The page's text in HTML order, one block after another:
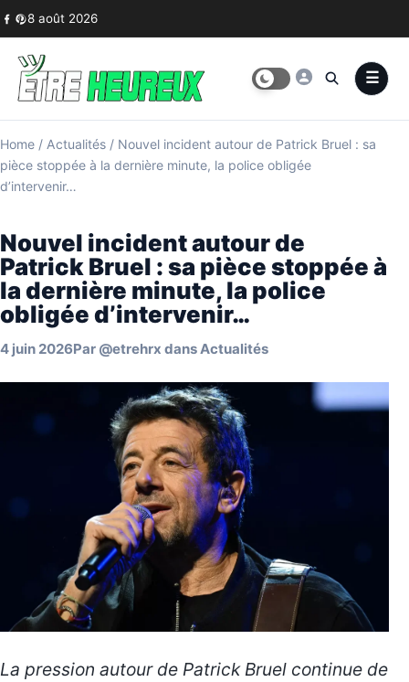
Skip to content
8 août 2026
Home / Actualités / Nouvel incident autour de Patrick Bruel : sa
pièce stoppée à la dernière minute, la police obligée
d’intervenir…
Nouvel incident autour de
Patrick Bruel : sa pièce stoppée à
la dernière minute, la police
obligée d’intervenir…
4 juin 2026Par @etrehrx dansActualités
La pression autour de Patrick Bruel continue de